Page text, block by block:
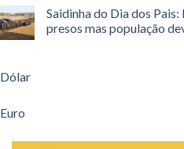
Saidinha do Dia dos
presos mas população
Dólar
Euro